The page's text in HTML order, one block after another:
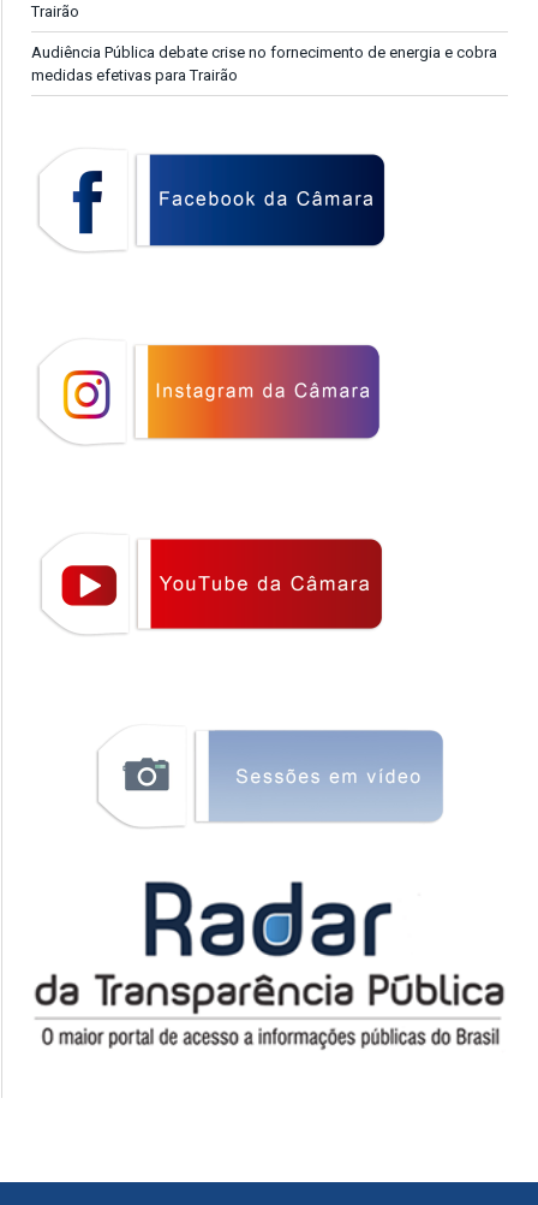
Trairão
Audiência Pública debate crise no fornecimento de energia e cobra
medidas efetivas para Trairão